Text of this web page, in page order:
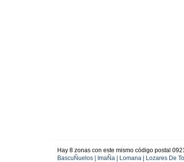
Hay 8 zonas con este mismo código postal
BascuÑuelos | ImaÑa | Lomana | Lozares De